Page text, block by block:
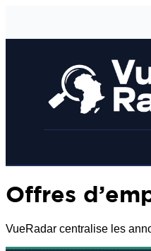
Offres
VueRadar centralise les